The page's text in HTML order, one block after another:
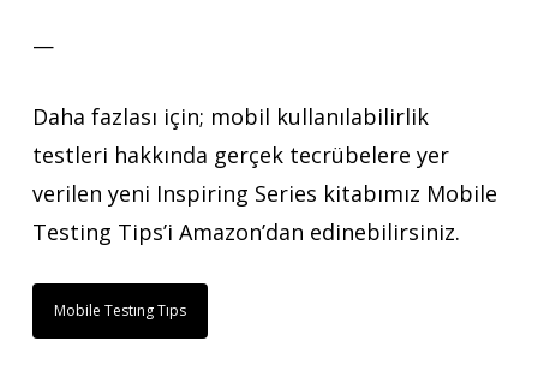
—
Daha fazlası için; mobil kullanılabilirlik
testleri hakkında gerçek tecrübelere yer
verilen yeni Inspiring Series kitabımız Mobile
Testing Tips’i Amazon’dan edinebilirsiniz.
Mobile Testıng Tıps